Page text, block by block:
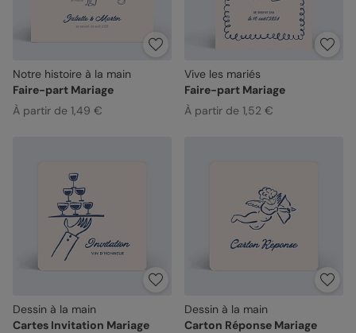
Notre histoire à la main
Faire-part Mariage
À partir de 1,49 €
Vive les mariés
Faire-part Mariage
À partir de 1,52 €
Dessin à la main
Cartes Invitation Mariage
Dessin à la main
Carton Réponse Mariage